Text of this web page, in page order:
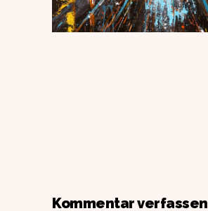
Kommentar verfassen